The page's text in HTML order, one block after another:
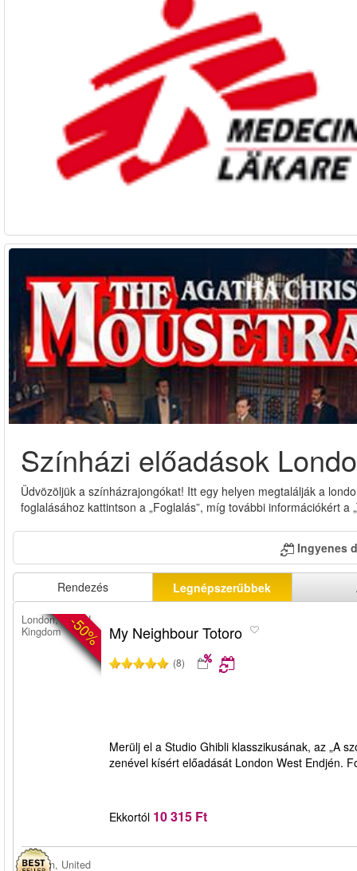
Színházi előadások
Üdvözöljük a színházrajongókat! Itt egy helyen megtalálják a
foglalásához kattintson a „Foglalás”, míg további információkért a
Ingyenes
Rendezés Legnépszerűbbek
-50%
London, United
Kingdom
My Neighbour Totoro
(8)
Merülj el a Studio Ghibli klasszikusának, az „A
zenével kísért előadását London West Endjén.
Ekkortól 10 315 Ft
London, United